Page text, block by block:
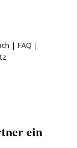
| FAQ |
ein